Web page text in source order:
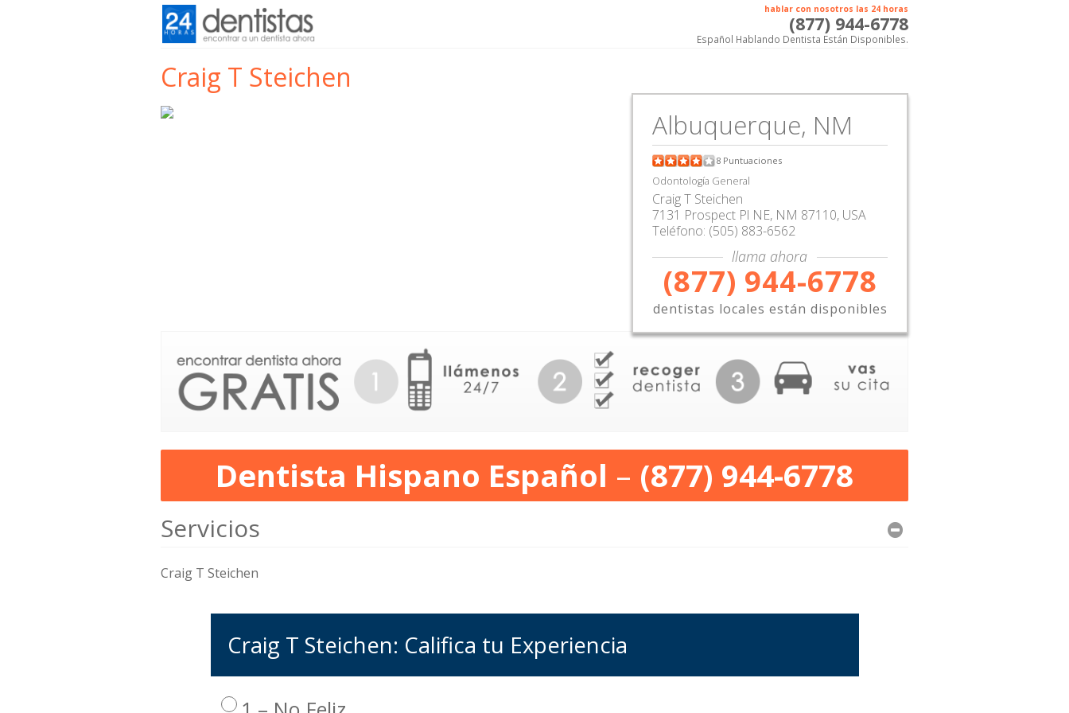
hablar con nosotros las 24 horas
(877) 944-6778
Español Hablando Dentista Están Disponibles.
Craig T Steichen
Albuquerque, NM
8 Puntuaciones
Odontología General
Craig T Steichen
7131 Prospect Pl NE, NM 87110, USA
Teléfono: (505) 883-6562
llama ahora
(877) 944-6778
dentistas locales están disponibles
Dentista Hispano Español – (877) 944-6778
Servicios
Craig T Steichen
Craig T Steichen: Califica tu Experiencia